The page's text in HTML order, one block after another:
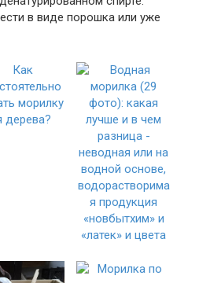
в виде порошка или уже